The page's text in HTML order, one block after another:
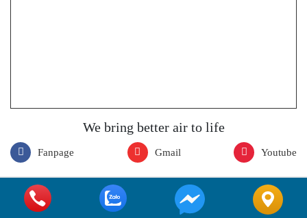
We bring better air to life
Fanpage Gmail Youtube
2020 Copyright © breeze.com.vn
Online: 1 | Tháng: : 9043 Tổng: : 194380